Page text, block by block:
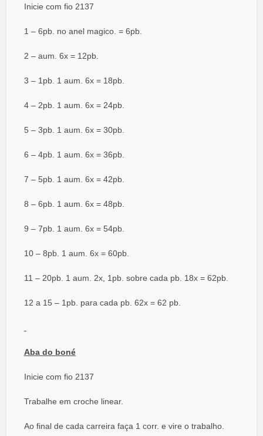
Inicie com fio 2137
1 – 6pb. no anel magico. = 6pb.
2 – aum. 6x = 12pb.
3 – 1pb. 1 aum. 6x = 18pb.
4 – 2pb. 1 aum. 6x = 24pb.
5 – 3pb. 1 aum. 6x = 30pb.
6 – 4pb. 1 aum. 6x = 36pb.
7 – 5pb. 1 aum. 6x = 42pb.
8 – 6pb. 1 aum. 6x = 48pb.
9 – 7pb. 1 aum. 6x = 54pb.
10 – 8pb. 1 aum. 6x = 60pb.
11 – 20pb. 1 aum. 2x, 1pb. sobre cada pb. 18x = 62pb.
12 a 15 – 1pb. para cada pb. 62x = 62 pb.
Aba do boné
Inicie com fio 2137
Trabalhe em croche linear.
Ao final de cada carreira faça 1 corr. e vire o trabalho.